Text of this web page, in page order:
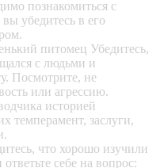
познакомиться с
убедитесь в его
питомец Убедитесь,
с людьми и
Посмотрите, не
или агрессию.
историей
темперамент, заслуги,
что хорошо изучили
себе на вопрос: